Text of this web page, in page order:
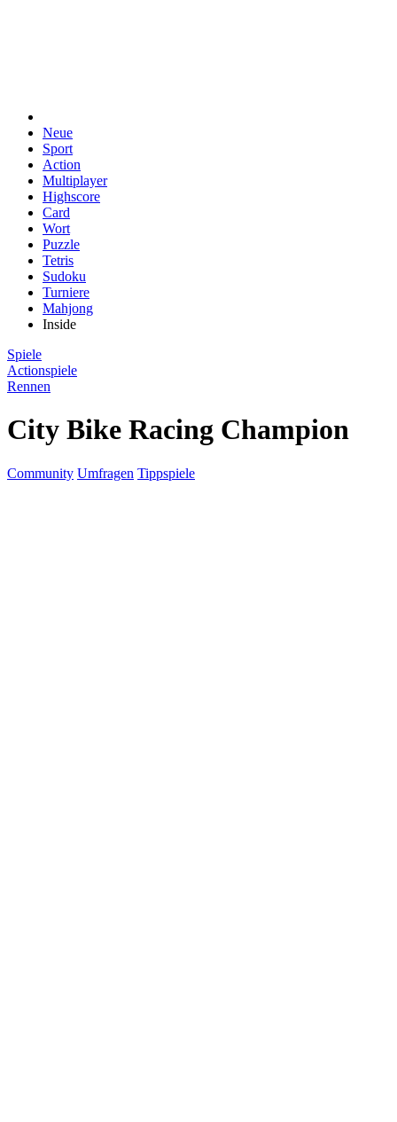
Neue
Sport
Action
Multiplayer
Highscore
Card
Wort
Puzzle
Tetris
Sudoku
Turniere
Mahjong
Inside
Spiele
Actionspiele
Rennen
City Bike Racing Champion
Community Umfragen Tippspiele